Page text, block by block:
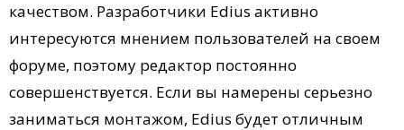
качеством. Разработчики Edius активно
интересуются мнением пользователей на своем
форуме, поэтому редактор постоянно
совершенствуется. Если вы намерены серьезно
заниматься монтажом, Edius будет отличным